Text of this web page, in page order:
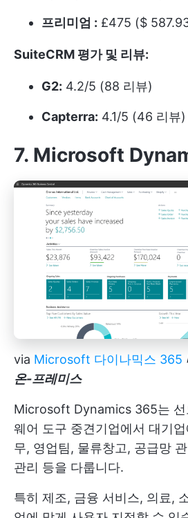
프리미엄 : £475 ($
SuiteCRM 평가 및 리뷰:
G2: 4.2/5 (88 리뷰)
Capterra: 4.1/5 (46 리뷰)
7. Microsoft
via Microsoft 다이나믹스 365
온-프레미스
Microsoft Dynamics 365는 선
웨어 도구 중견기업에서 대기
무, 영업팀, 물류창고, 공급망
관리 등을 다룹니다.
특히 제조, 금융 서비스, 의료,